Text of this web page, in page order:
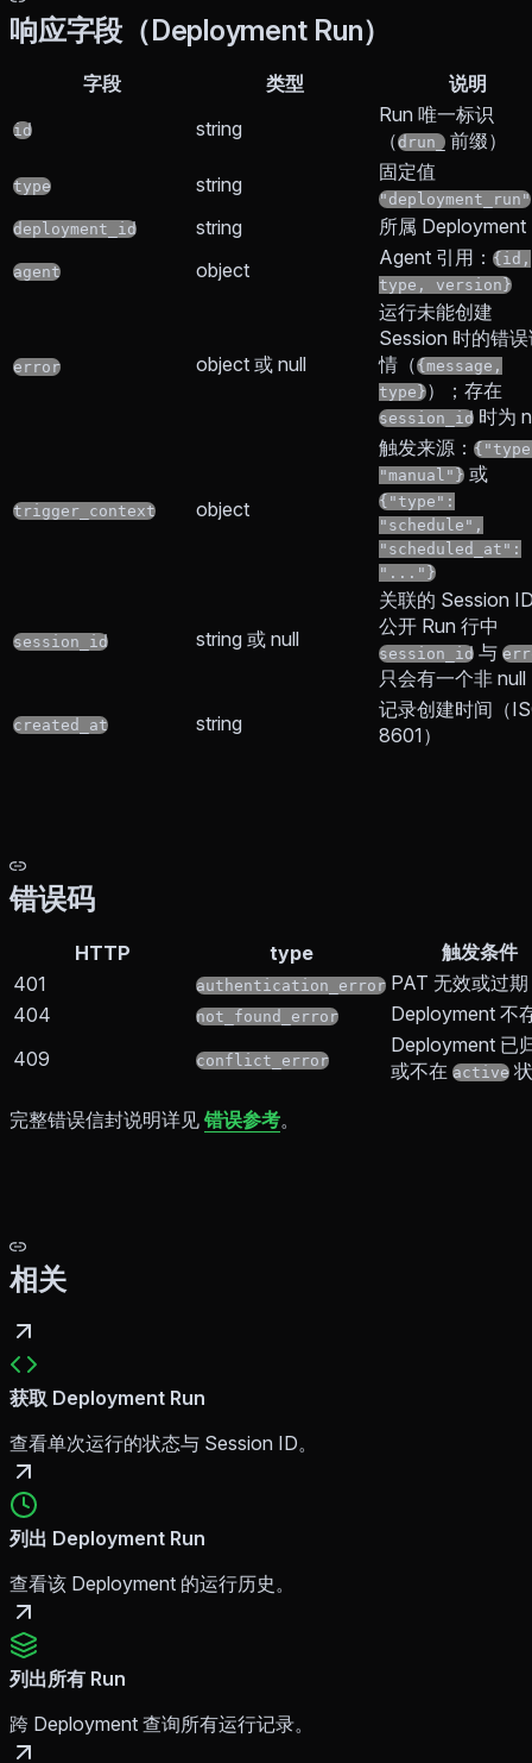
响应字段（Deployment Run）
字段 类型 说明
id string
Run 唯一标识
（drun_ 前缀）
type string
固定值
"deployment_run"
deployment_id
string 所属 Deployment
agent object
Agent 引用： {id,
type, version}
error object 或 null
运行未能创建
Session 时的错
情（{message,
type}）；存在
session_id 时为
trigger_context object
触发来源：
"manual"} 或
{"type":
"schedule",
"scheduled_at":
"..."}
session_id string 或 null
关联的 Session
公开 Run 行中
session_id 与
只会有一个非 null
created_at string
记录创建时间（
8601）
错误码
HTTP type
触发条件
401
authentication_error PAT 无效或过期
404
not_found_error
Deployment 不
409
conflict_error
Deployment 已
或不在 active
完整错误信封说明详见 错误参考。
相关
获取 Deployment Run
查看单次运行的状态与 Session ID。
列出 Deployment Run
查看该 Deployment 的运行历史。
列出所有 Run
跨 Deployment 查询所有运行记录。